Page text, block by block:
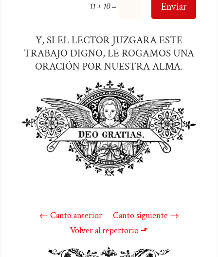
11 + 10= Enviar
Y, SI EL LECTOR JUZGARA ESTE
TRABAJO DIGNO, LE ROGAMOS UNA
ORACIÓN POR NUESTRA ALMA.
← Canto anterior Canto siguiente →
Volver al repertorio ⬏